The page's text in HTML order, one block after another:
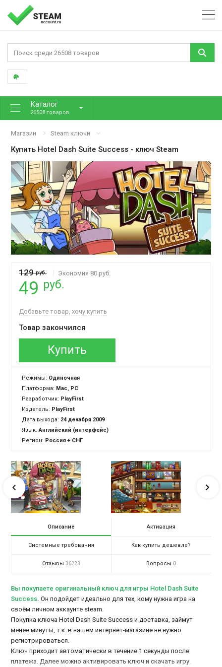
Каталог
26508 товаров
Магазин Steam ключи
Купить Hotel Dash Suite Success - ключ Steam
129руб. Экономия 80 руб.
49 руб.
Добавьте товар, хочу купить
Товар закончился
Купить
Режимы: Одиночная
Платформа: Mac, PC
Разработчик: PlayFirst
Издатель: PlayFirst
Дата выхода: 24 декабря 2009
Язык:Английский (интерфейс)
Регион: Россия + СНГ
Описание Активация
Системные требования Как купить дешевле?
Отзывы 36223 Вопросы 0
Вы покупаете оригинальный ключ для игры Hotel Dash Suite
Success. Он подойдет идеально для тех, кому нужна игра на
своём личном аккаунте steam.
Покупка ключа Hotel Dash Suite Success и доставка, займут
менее минуты, т.к. в нашем интернет-магазине не нужно
регистрироваться.
Ключ приходит автоматически в течение 1 секунды после
платежа. Далее можно активировать ключ и скачать игру.